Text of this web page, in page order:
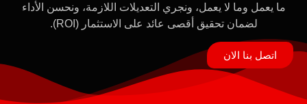
ما يعمل وما لا يعمل، ونجري التعديلات اللازمة، ونحسن الأداء
لضمان تحقيق أقصى عائد على الاستثمار (ROI).
اتصل بنا الان